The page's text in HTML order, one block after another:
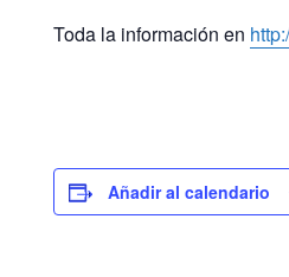
Toda la información en
Añadir al calendario